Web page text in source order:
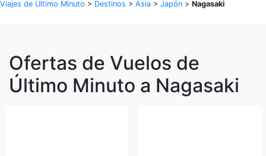
Viajes de Último Minuto > Destinos > Asia > Japón > Nagasaki
Ofertas de Vuelos de
Último Minuto a Nagasaki